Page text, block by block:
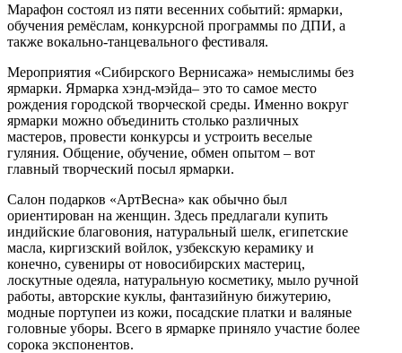
Марафон состоял из пяти весенних событий: ярмарки,
обучения ремёслам, конкурсной программы по ДПИ, а
также вокально-танцевального фестиваля.
Мероприятия «Сибирского Вернисажа» немыслимы без
ярмарки. Ярмарка хэнд-мэйда– это то самое место
рождения городской творческой среды. Именно вокруг
ярмарки можно объединить столько различных
мастеров, провести конкурсы и устроить веселые
гуляния. Общение, обучение, обмен опытом – вот
главный творческий посыл ярмарки.
Салон подарков «АртВесна» как обычно был
ориентирован на женщин. Здесь предлагали купить
индийские благовония, натуральный шелк, египетские
масла, киргизский войлок, узбекскую керамику и
конечно, сувениры от новосибирских мастериц,
лоскутные одеяла, натуральную косметику, мыло ручной
работы, авторские куклы, фантазийную бижутерию,
модные портупеи из кожи, посадские платки и валяные
головные уборы. Всего в ярмарке приняло участие более
сорока экспонентов.